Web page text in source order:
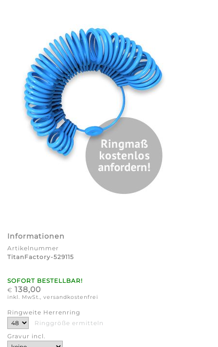
Informationen
Artikelnummer
TitanFactory-529115
SOFORT BESTELLBAR!
€ 138,00
inkl. MwSt., versandkostenfrei
Ringweite Herrenring
Ringgröße ermitteln
Gravur incl.